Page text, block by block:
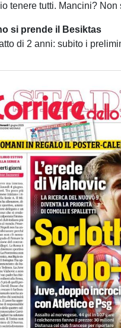
tenere tutti. Mancini? Non
si prende il Besiktas
di 2 anni: subito i